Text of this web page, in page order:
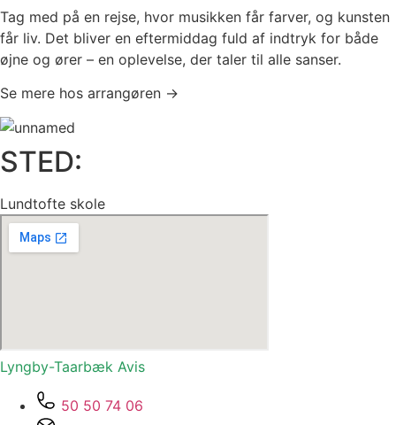
Tag med på en rejse, hvor musikken får farver, og kunsten
får liv. Det bliver en eftermiddag fuld af indtryk for både
øjne og ører – en oplevelse, der taler til alle sanser.
Se mere hos arrangøren →
STED:
Lundtofte skole
Lyngby-Taarbæk Avis
50 50 74 06